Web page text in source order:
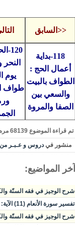
<<السابق
118-بداية
أعمال الحج :
الطواف بالبيت
والسعي بين
الصفا والمروة
يوم
طواف
تم قراءة الموضوع 68139
منشور في دروس و عـبـر من
آخر المواضيع:
شرح الوجيز في فقه السنّة والكتاب العزيز (135)
تفسير سورة الأنعام (11) الآية: 8
شرح الوجيز في فقه السنّة والكتاب العزيز (134) كتاب الزّكاة (11) هل في